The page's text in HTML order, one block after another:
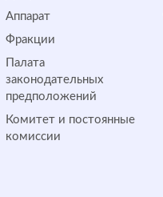
Аппарат
Фракции
Палата
законодательных
предположений
Комитет и постоянные
комиссии